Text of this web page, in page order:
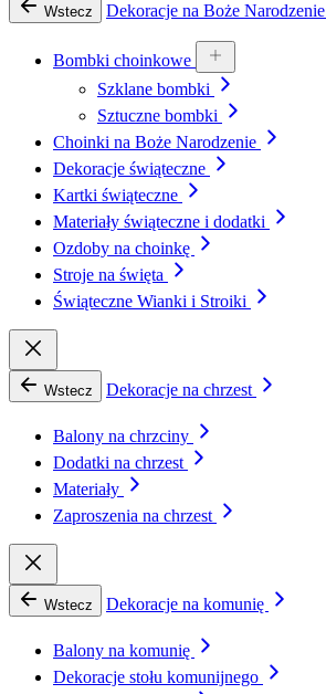
Wstecz Dekoracje na Boże Narodzenie
Bombki choinkowe
Szklane bombki
Sztuczne bombki
Choinki na Boże Narodzenie
Dekoracje świąteczne
Kartki świąteczne
Materiały świąteczne i dodatki
Ozdoby na choinkę
Stroje na święta
Świąteczne Wianki i Stroiki
Wstecz Dekoracje na chrzest
Balony na chrzciny
Dodatki na chrzest
Materiały
Zaproszenia na chrzest
Wstecz Dekoracje na komunię
Balony na komunię
Dekoracje stołu komunijnego